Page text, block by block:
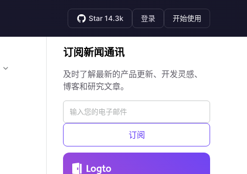
Star 14.3k 登录 开始使用
订阅新闻通讯
及时了解最新的产品更新、开发灵感、
博客和研究文章。
订阅